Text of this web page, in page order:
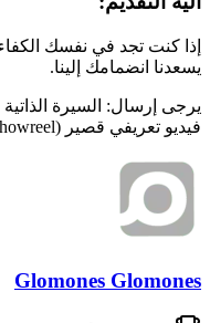
إذا كنت تجد في نفسك
يسعدنا انضمامك إلينا.
يرجى إرسال: السيرة الذاتية
فيديو تعريفي قصير (Showreel) تظهر فيه خبراتك
Glomones Glomones